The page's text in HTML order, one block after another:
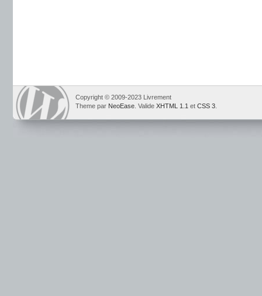
Copyright © 2009-2023 Livrement
Theme par NeoEase . Valide XHTML 1.1 et CSS 3